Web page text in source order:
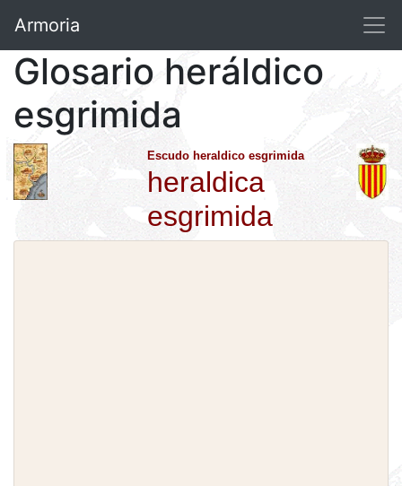
Armoria
Glosario heráldico
esgrimida
Escudo heraldico esgrimida
heraldica
esgrimida